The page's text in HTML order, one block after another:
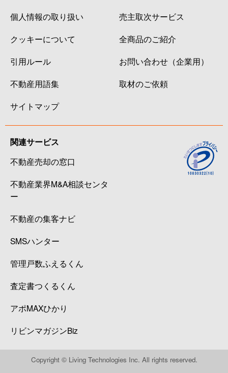
個人情報の取り扱い
クッキーについて
引用ルール
不動産用語集
サイトマップ
売主取次サービス
全商品のご紹介
お問い合わせ（企業用）
取材のご依頼
関連サービス
不動産売却の窓口
不動産業界M&A相談センタ
ー
不動産の集客ナビ
SMSハンター
管理戸数ふえるくん
査定書つくるくん
アポMAXひかり
リビンマガジンBiz
Copyright © Living Technologies Inc. All rights reserved.